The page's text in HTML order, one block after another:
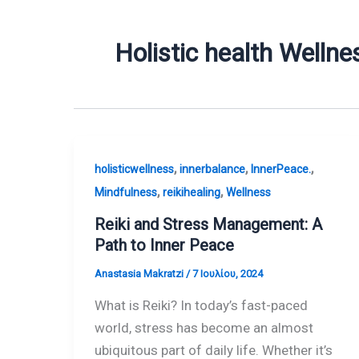
Holistic health
holisticwellness,innerbalance,InnerPeace.,
Mindfulness,reikihealing,Wellness
Reiki and Stress Management: A
Path to Inner Peace
Anastasia Makratzi /7 Ιουλίου, 2024
What is Reiki? In today’s fast-paced
world, stress has become an almost
ubiquitous part of daily life. Whether it’s